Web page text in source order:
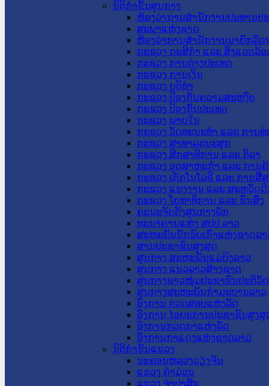
ນິຕິກຳຂັ້ນສູນກາງ
ຫ້ອງວ່າການສໍານັກງານປະທານປ
ສະພາແຫ່ງຊາດ
ຫ້ອງວ່າການສຳນັກງານນາຍົກລັດ
ກະຊວງ ກະສິກຳ ແລະ ສິ່ງແວດລ້ອ
ກະຊວງ ການຕ່າງປະເທດ
ກະຊວງ ການເງິນ
ກະຊວງ ຍຸຕິທໍາ
ກະຊວງ ປ້ອງກັນຄວາມສະຫງົບ
ກະຊວງ ປ້ອງກັນປະເທດ
ກະຊວງ ພາຍໃນ
ກະຊວງ ວັດທະນະທຳ ແລະ ການທ່
ກະຊວງ ສາທາລະນະສຸກ
ກະຊວງ ສຶກສາທິການ ແລະ ກິລາ
ກະຊວງ ອຸດສາຫະກຳ ແລະ ການຄ້
ກະຊວງ ເຕັກໂນໂລຊີ ແລະ ການສື່
ກະຊວງ ແຮງງານ ແລະ ສະຫວັດ
ກະຊວງ ໂຍທາທິການ ແລະ ຂົນສົ່ງ
ຄະນະຈັດຕັ້ງສູນກາງພັກ
ທະນາຄານແຫ່ງ ສປປ ລາວ
ສະຫະພັນນັກຮົບເກົ່າແຫ່ງຊາດລາ
ສານປະຊາຊົນສູງສຸດ
ສູນກາງ ສະຫະພັນແມ່ຍິງລາວ
ສູນກາງ ແນວລາວສ້າງຊາດ
ສູນກາງຊາວໜຸ່ມປະຊາຊົນປະຕິວັ
ສູນກາງສະຫະພັນກຳມະບານລາວ
ອົງການ ກວດສອບແຫ່ງລັດ
ອົງການ ໄອຍະການປະຊາຊົນສູງສຸ
ອົງການກວດກາແຫ່ງລັດ
ອົງການກາແດງແຫ່ງຊາດລາວ
ນິຕິກໍາຂັ້ນແຂວງ
ນະ​ຄອນ​ຫລວງວຽງຈັນ
ແຂວງ ຄໍາມ່ວນ
ແຂວງ ຈໍາປາສັກ